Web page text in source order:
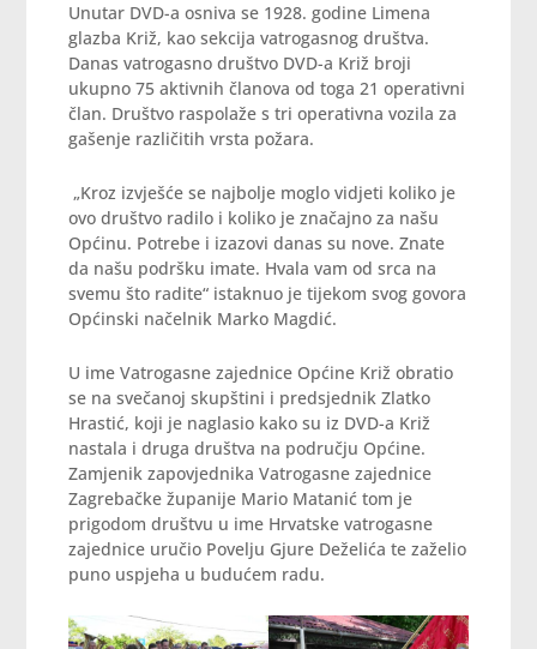
Unutar DVD-a osniva se 1928. godine Limena
glazba Križ, kao sekcija vatrogasnog društva.
Danas vatrogasno društvo DVD-a Križ broji
ukupno 75 aktivnih članova od toga 21 operativni
član. Društvo raspolaže s tri operativna vozila za
gašenje različitih vrsta požara.
„Kroz izvješće se najbolje moglo vidjeti koliko je
ovo društvo radilo i koliko je značajno za našu
Općinu. Potrebe i izazovi danas su nove. Znate
da našu podršku imate. Hvala vam od srca na
svemu što radite“ istaknuo je tijekom svog govora
Općinski načelnik Marko Magdić.
U ime Vatrogasne zajednice Općine Križ obratio
se na svečanoj skupštini i predsjednik Zlatko
Hrastić, koji je naglasio kako su iz DVD-a Križ
nastala i druga društva na području Općine.
Zamjenik zapovjednika Vatrogasne zajednice
Zagrebačke županije Mario Matanić tom je
prigodom društvu u ime Hrvatske vatrogasne
zajednice uručio Povelju Gjure Deželića te zaželio
puno uspjeha u budućem radu.